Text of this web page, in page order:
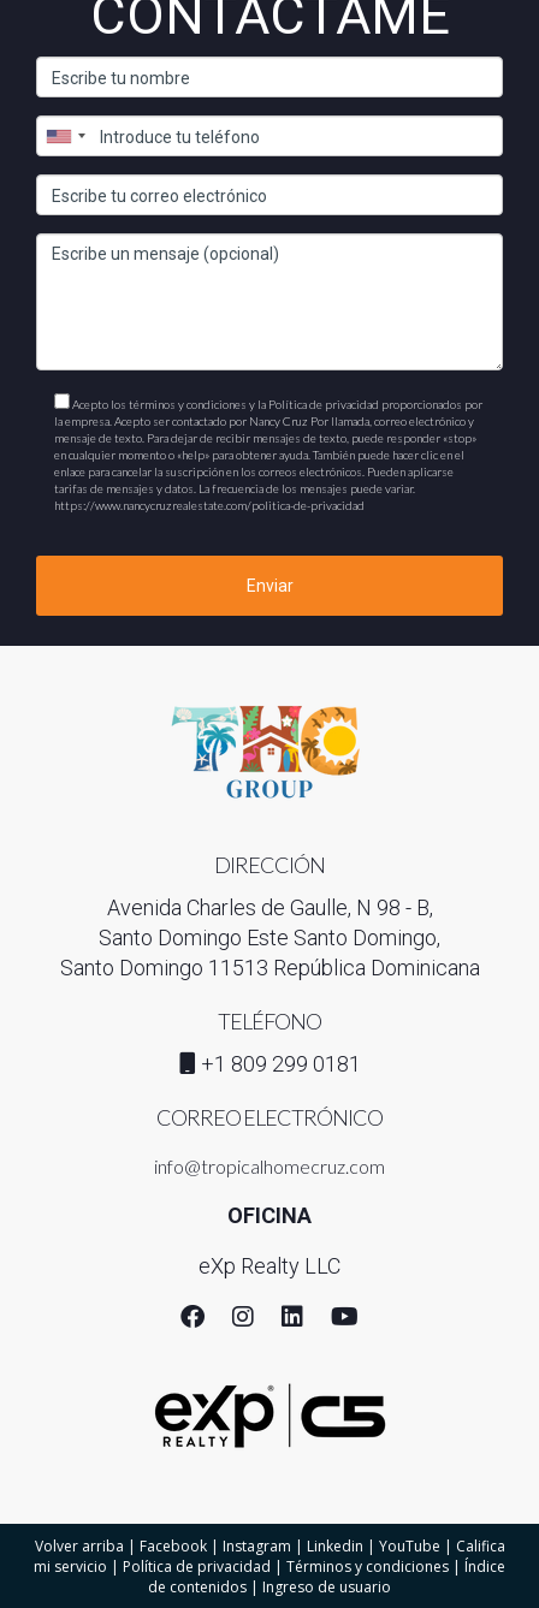
CONTÁCTAME
Acepto los términos y condiciones y la Política de privacidad proporcionados por
la empresa. Acepto ser contactado por Nancy Cruz Por llamada, correo electrónico y
mensaje de texto. Para dejar de recibir mensajes de texto, puede responder «stop»
en cualquier momento o «help» para obtener ayuda. También puede hacer clic en el
enlace para cancelar la suscripción en los correos electrónicos. Pueden aplicarse
tarifas de mensajes y datos. La frecuencia de los mensajes puede variar.
https://www.nancycruzrealestate.com/politica-de-privacidad
Enviar
DIRECCIÓN
Avenida Charles de Gaulle, N 98 - B,
Santo Domingo Este Santo Domingo,
Santo Domingo 11513 República Dominicana
TELÉFONO
+1 809 299 0181
CORREO ELECTRÓNICO
info@tropicalhomecruz.com
OFICINA
eXp Realty LLC
Volver arriba | Facebook| Instagram | Linkedin | YouTube | Califica
mi servicio | Política de privacidad | Términos y condiciones | Índice
de contenidos | Ingreso de usuario